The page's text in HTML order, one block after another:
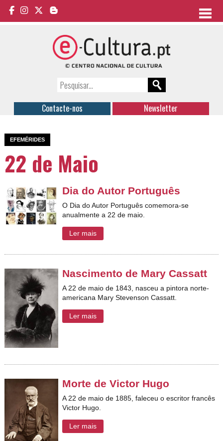
Contacte-nos Newsletter
EFEMÉRIDES
22 de Maio
Dia do Autor Português
O Dia do Autor Português comemora-se
anualmente a 22 de maio.
Ler mais
Nascimento de Mary Cassatt
A 22 de maio de 1843, nasceu a pintora norte-
americana Mary Stevenson Cassatt.
Ler mais
Morte de Victor Hugo
A 22 de maio de 1885, faleceu o escritor francês
Victor Hugo.
Ler mais